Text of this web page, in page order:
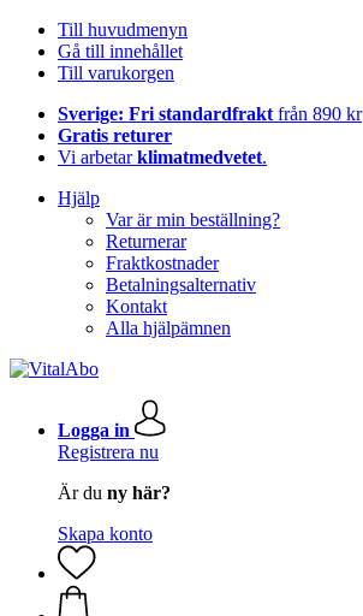
Till huvudmenyn
Gå till innehållet
Till varukorgen
Sverige: Fri standardfrakt från 890 kr
Gratis returer
Vi arbetarklimatmedvetet.
Hjälp
Var är min beställning?
Returnerar
Fraktkostnader
Betalningsalternativ
Kontakt
Alla hjälpämnen
Logga in
Registrera nu
Är du ny här?
Skapa konto